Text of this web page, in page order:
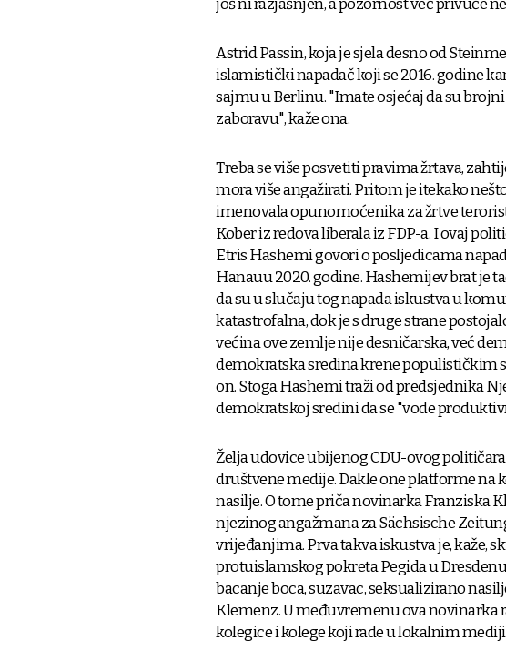
još ni razjašnjen, a pozornost već privuče
Astrid Passin, koja je sjela desno od
islamistički napadač koji se 2016. godine
sajmu u Berlinu. "Imate osjećaj da su
zaboravu", kaže ona.
Treba se više posvetiti pravima žrtava,
mora više angažirati. Pritom je itekako
imenovala opunomoćenika za žrtve
Kober iz redova liberala iz FDP-a. I ovaj
Etris Hashemi govori o posljedicama
Hanauu 2020. godine. Hashemijev brat je
da su u slučaju tog napada iskustva u
katastrofalna, dok je s druge strane
većina ove zemlje nije desničarska, već
demokratska sredina krene populističkim
on. Stoga Hashemi traži od predsjednika
demokratskoj sredini da se "vode
Želja udovice ubijenog CDU-ovog političara
društvene medije. Dakle one platforme na
nasilje. O tome priča novinarka Franziska
njezinog angažmana za Sächsische
vrijeđanjima. Prva takva iskustva je, kaže,
protuislamskog pokreta Pegida u
bacanje boca, suzavac, seksualizirano
Klemenz. U međuvremenu ova novinarka
kolegice i kolege koji rade u lokalnim